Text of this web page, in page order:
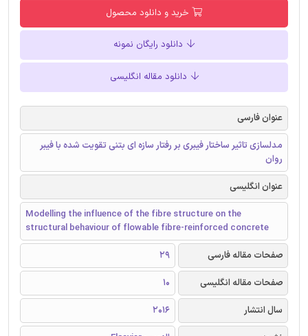
خرید و دانلود محصول
دانلود رایگان نمونه
دانلود مقاله انگلیسی
عنوان فارسی
مدلسازی تاثیر ساختار فیبری بر رفتار سازه ای بتنی تقویت شده با فیبر
روان
عنوان انگلیسی
Modelling the influence of the fibre structure on the
structural behaviour of flowable fibre-reinforced concrete
صفحات مقاله فارسی
29
صفحات مقاله انگلیسی
10
سال انتشار
2016